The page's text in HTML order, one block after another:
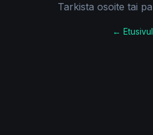
Tarkista osoite tai
←